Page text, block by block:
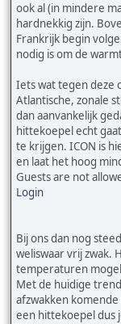
ook al (in mindere
hardnekkig zijn.
Frankrijk begin
nodig is om de
Iets wat tegen deze
Atlantische, zonale
dan aanvankelijk
hittekoepel echt
te krijgen. ICON is
en laat het hoog
Guests are not
Login
Bij ons dan nog
weliswaar vrij zwak.
temperaturen
Met de huidige
afzwakken
een hittekoepel dus